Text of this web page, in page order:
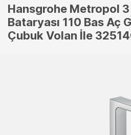
Hansgrohe Metropol
Bataryası 110 Bas Aç
Çubuk Volan İle